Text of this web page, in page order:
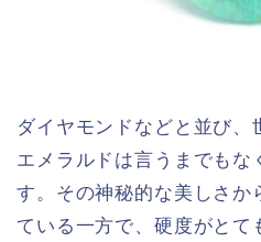
ダイヤモンドなどと並び、
エメラルドは言うまでもな
す。その神秘的な美しさか
ている一方で、硬度がとて